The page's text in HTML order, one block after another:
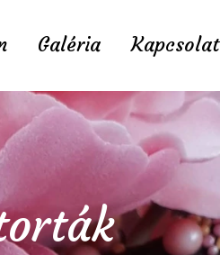
Galéria Kapcsolat